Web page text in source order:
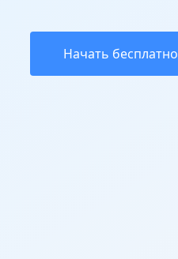
Начать бесплатно